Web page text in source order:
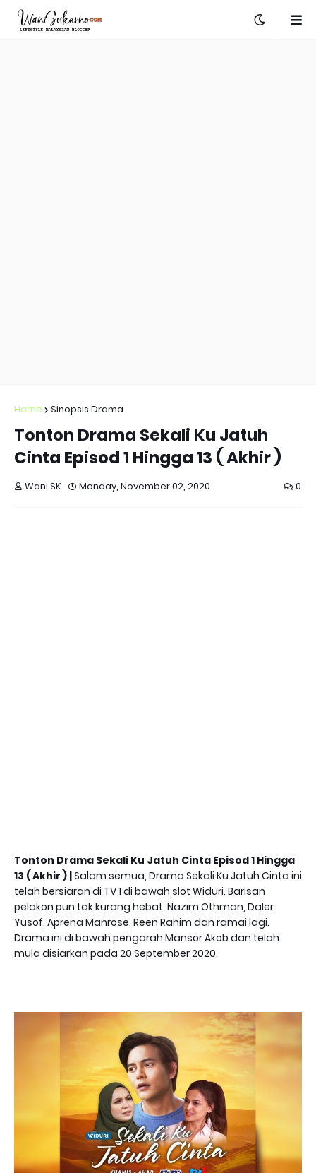
Home Sinopsis Drama
Tonton Drama Sekali Ku Jatuh
Cinta Episod 1 Hingga 13 ( Akhir )
Wani SK Monday, November 02, 2020 0
Tonton Drama Sekali Ku Jatuh Cinta Episod 1 Hingga
13 ( Akhir ) |Salam semua, Drama Sekali Ku Jatuh Cinta ini
telah bersiaran di TV 1 di bawah slot Widuri. Barisan
pelakon pun tak kurang hebat. Nazim Othman, Daler
Yusof, Aprena Manrose, Reen Rahim dan ramai lagi.
Drama ini di bawah pengarah Mansor Akob dan telah
mula disiarkan pada 20 September 2020.